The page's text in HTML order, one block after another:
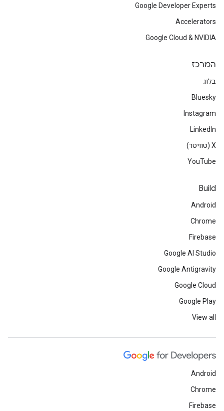
Google Developer Experts
Accelerators
Google Cloud & NVIDIA
המרכז
בלוג
Bluesky
Instagram
LinkedIn
‫X (טוויטר)
YouTube
Build
Android
Chrome
Firebase
Google AI Studio
Google Antigravity
Google Cloud
Google Play
View all
Android
Chrome
Firebase